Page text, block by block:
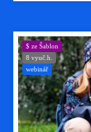
$ ze Šablon
8 vyuč.h.
webinář